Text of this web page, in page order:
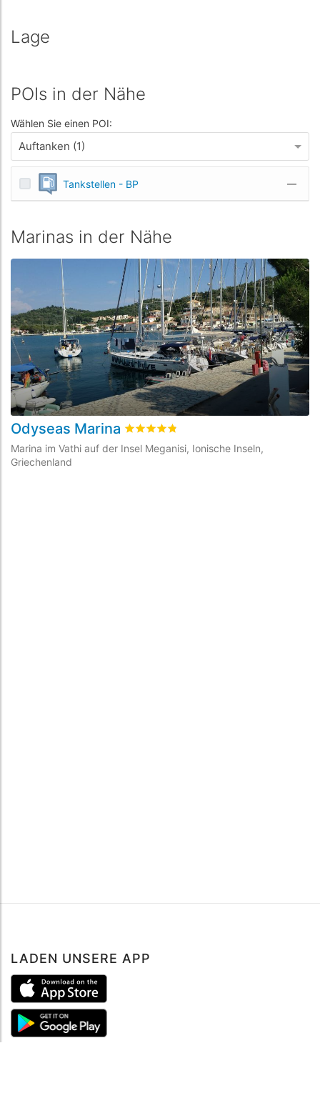
Lage
POIs in der Nähe
Wählen Sie einen POI:
Auftanken (1)
Tankstellen - BP —
Marinas in der Nähe
Odyseas Marina bewertet4.8
Marina im Vathi auf der Insel Meganisi, Ionische Inseln,
Griechenland
LADEN UNSERE APP